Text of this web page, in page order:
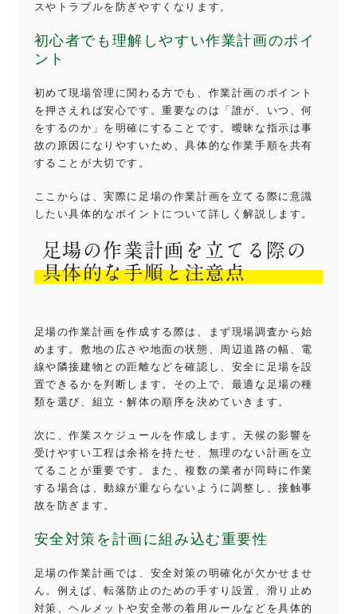
スやトラブルを防ぎやすくなります。
初心者でも理解しやすい作業計画のポイ
ント
初めて現場管理に関わる方でも、作業計画のポイント
を押さえれば安心です。重要なのは「誰が、いつ、何
をするのか」を明確にすることです。曖昧な指示は事
故の原因になりやすいため、具体的な作業手順を共有
することが大切です。
ここからは、実際に足場の作業計画を立てる際に意識
したい具体的なポイントについて詳しく解説します。
足場の作業計画を立てる際の
具体的な手順と注意点
足場の作業計画を作成する際は、まず現場調査から始
めます。敷地の広さや地面の状態、周辺道路の幅、電
線や隣接建物との距離などを確認し、安全に足場を設
置できるかを判断します。その上で、最適な足場の種
類を選び、組立・解体の順序を決めていきます。
次に、作業スケジュールを作成します。天候の影響を
受けやすい工程は余裕を持たせ、無理のない計画を立
てることが重要です。また、複数の業者が同時に作業
する場合は、動線が重ならないように調整し、接触事
故を防ぎます。
安全対策を計画に組み込む重要性
足場の作業計画では、安全対策の明確化が欠かせませ
ん。例えば、転落防止のための手すり設置、滑り止め
対策、ヘルメットや安全帯の着用ルールなどを具体的